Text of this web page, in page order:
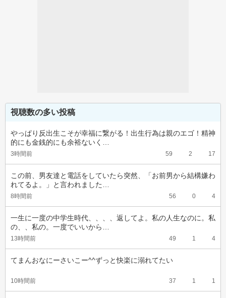
視聴数の多い投稿
やっぱり反出生こそが幸福に繋がる！出生行為は親のエゴ！精神
的にも金銭的にも余裕ないく…
3時間前 59 2 17
この前、男友達と電話をしていたら突然、「お前男から結構嫌わ
れてるよ。」と言われました…
8時間前 56 0 4
一生に一度の中学生時代、、、、返してよ。私の人生なのに。私
の、、私の。一度でいいから…
13時間前 49 1 4
てまんおなにーさいこー^^ずっと快楽に溺れてたい
10時間前 37 1 1